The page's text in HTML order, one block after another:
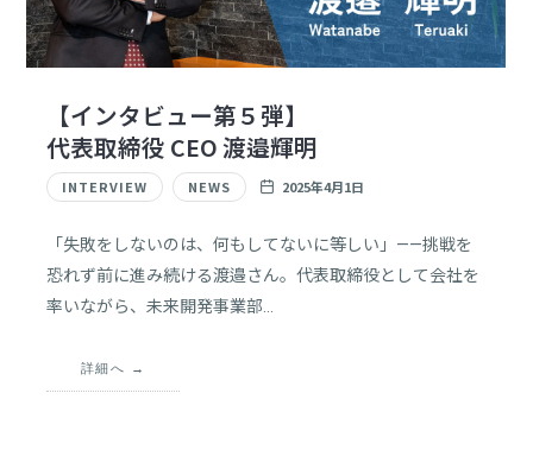
【インタビュー第５弾】
代表取締役 CEO 渡邉輝明
INTERVIEW NEWS 2025年4月1日
「失敗をしないのは、何もしてないに等しい」——挑戦を
恐れず前に進み続ける渡邉さん。代表取締役として会社を
率いながら、未来開発事業部…
詳細へ